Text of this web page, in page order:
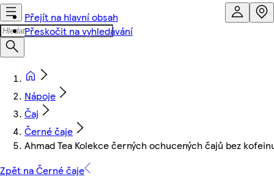
Přejít na hlavní obsah
Přeskočit na vyhledávání
Nápoje
Čaj
Černé čaje
Ahmad Tea Kolekce černých ochucených čajů bez
Zpět na Černé čaje